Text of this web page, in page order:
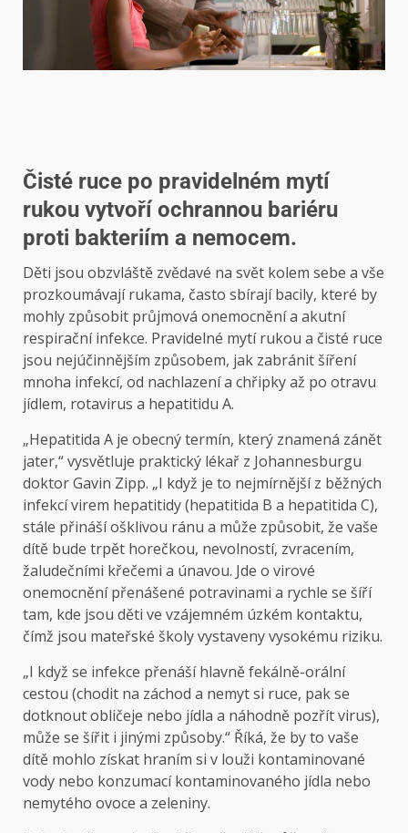
Čisté ruce po pravidelném mytí
rukou vytvoří ochrannou bariéru
proti bakteriím a nemocem.
Děti jsou obzvláště zvědavé na svět kolem sebe a vše
prozkoumávají rukama, často sbírají bacily, které by
mohly způsobit průjmová onemocnění a akutní
respirační infekce. Pravidelné mytí rukou a čisté ruce
jsou nejúčinnějším způsobem, jak zabránit šíření
mnoha infekcí, od nachlazení a chřipky až po otravu
jídlem, rotavirus a hepatitidu A.
„Hepatitida A je obecný termín, který znamená zánět
jater,“ vysvětluje praktický lékař z Johannesburgu
doktor Gavin Zipp. „I když je to nejmírnější z běžných
infekcí virem hepatitidy (hepatitida B a hepatitida C),
stále přináší ošklivou ránu a může způsobit, že vaše
dítě bude trpět horečkou, nevolností, zvracením,
žaludečními křečemi a únavou. Jde o virové
onemocnění přenášené potravinami a rychle se šíří
tam, kde jsou děti ve vzájemném úzkém kontaktu,
čímž jsou mateřské školy vystaveny vysokému riziku.
„I když se infekce přenáší hlavně fekálně-orální
cestou (chodit na záchod a nemyt si ruce, pak se
dotknout obličeje nebo jídla a náhodně pozřít virus),
může se šířit i jinými způsoby.“ Říká, že by to vaše
dítě mohlo získat hraním si v louži kontaminované
vody nebo konzumací kontaminovaného jídla nebo
nemytého ovoce a zeleniny.